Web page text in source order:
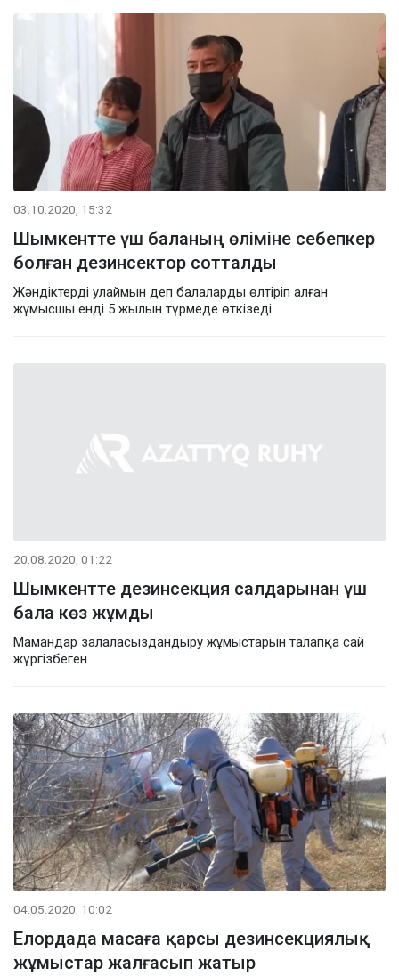
03.10.2020, 15:32
Шымкентте үш баланың өліміне себепкер
болған дезинсектор сотталды
Жәндіктерді улаймын деп балаларды өлтіріп алған
жұмысшы енді 5 жылын түрмеде өткізеді
20.08.2020, 01:22
Шымкентте дезинсекция салдарынан үш
бала көз жұмды
Мамандар залаласыздандыру жұмыстарын талапқа сай
жүргізбеген
04.05.2020, 10:02
Елордада масаға қарсы дезинсекциялық
жұмыстар жалғасып жатыр